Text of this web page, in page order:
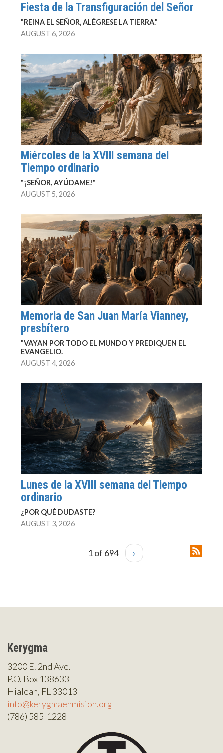
Fiesta de la Transfiguración del Señor
"REINA EL SEÑOR, ALÉGRESE LA TIERRA."
AUGUST 6, 2026
Miércoles de la XVIII semana del
Tiempo ordinario
"¡SEÑOR, AYÚDAME!"
AUGUST 5, 2026
Memoria de San Juan María Vianney,
presbítero
"VAYAN POR TODO EL MUNDO Y PREDIQUEN EL
EVANGELIO.
AUGUST 4, 2026
Lunes de la XVIII semana del Tiempo
ordinario
¿POR QUÉ DUDASTE?
AUGUST 3, 2026
1 of 694 ›
Kerygma
3200 E. 2nd Ave.
P.O. Box 138633
Hialeah, FL 33013
info@kerygmaenmision.org
(786) 585-1228